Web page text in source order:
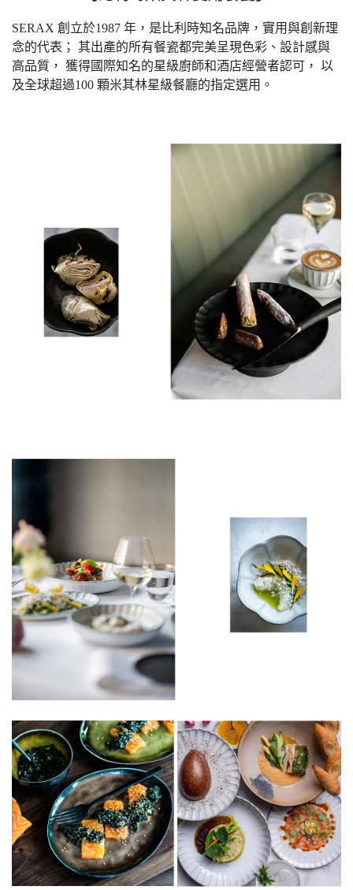
SERAX 創立於1987 年，是比利時知名品牌，實用與創新理
念的代表； 其出產的所有餐瓷都完美呈現色彩、設計感與
高品質， 獲得國際知名的星級廚師和酒店經營者認可， 以
及全球超過100 顆米其林星級餐廳的指定選用。